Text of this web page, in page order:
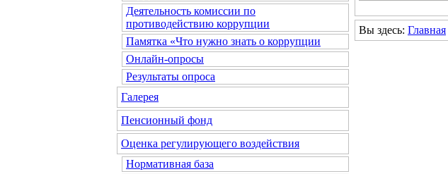
Деятельность комиссии по
противодействию коррупции
Памятка «Что нужно знать о коррупции
Онлайн-опросы
Результаты опроса
Галерея
Пенсионный фонд
Оценка регулирующего воздействия
Нормативная база
Вы здесь: Главная